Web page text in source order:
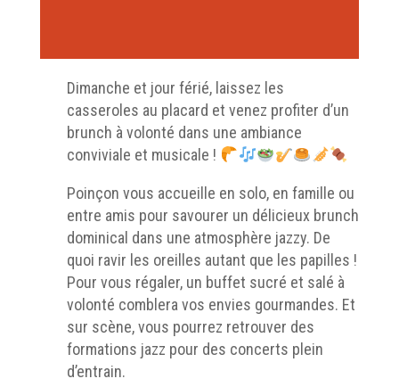
Dimanche et jour férié, laissez les
casseroles au placard et venez profiter d’un
brunch à volonté dans une ambiance
conviviale et musicale !
Poinçon vous accueille en solo, en famille ou
entre amis pour savourer un délicieux brunch
dominical dans une atmosphère jazzy. De
quoi ravir les oreilles autant que les papilles !
Pour vous régaler, un buffet sucré et salé à
volonté comblera vos envies gourmandes. Et
sur scène, vous pourrez retrouver des
formations jazz pour des concerts plein
d’entrain.